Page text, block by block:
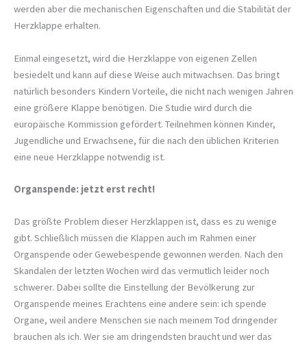
werden aber die mechanischen Eigenschaften und die Stabilität der
Herzklappe erhalten.
Einmal eingesetzt, wird die Herzklappe von eigenen Zellen
besiedelt und kann auf diese Weise auch mitwachsen. Das bringt
natürlich besonders Kindern Vorteile, die nicht nach wenigen Jahren
eine größere Klappe benötigen. Die Studie wird durch die
europäische Kommission gefördert. Teilnehmen können Kinder,
Jugendliche und Erwachsene, für die nach den üblichen Kriterien
eine neue Herzklappe notwendig ist.
Organspende: jetzt erst recht!
Das größte Problem dieser Herzklappen ist, dass es zu wenige
gibt. Schließlich müssen die Klappen auch im Rahmen einer
Organspende oder Gewebespende gewonnen werden. Nach den
Skandalen der letzten Wochen wird das vermutlich leider noch
schwerer. Dabei sollte die Einstellung der Bevölkerung zur
Organspende meines Erachtens eine andere sein: ich spende
Organe, weil andere Menschen sie nach meinem Tod dringender
brauchen als ich. Wer sie am dringendsten braucht und wer das